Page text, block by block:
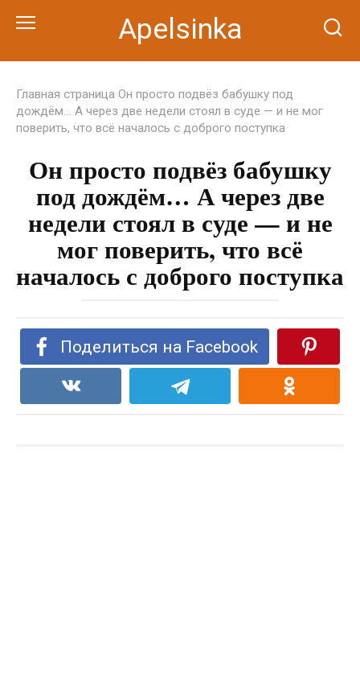
Apelsinka
Главная страница Он просто подвёз бабушку под
дождём… А через две недели стоял в суде — и не мог
поверить, что всё началось с доброго поступка
Он просто подвёз бабушку
под дождём… А через две
недели стоял в суде — и не
мог поверить, что всё
началось с доброго поступка
Поделиться на Facebook